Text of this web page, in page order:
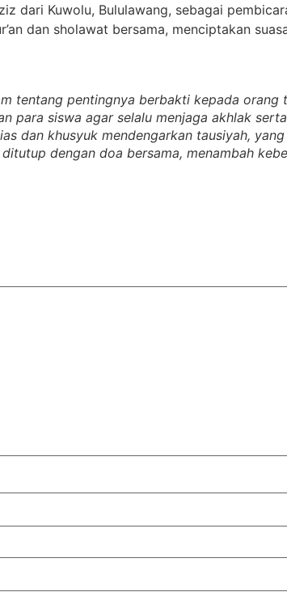
dari Kuwolu, Bululawang, sebagai
dan sholawat bersama, menciptakan
tentang pentingnya berbakti kepada orang
para siswa agar selalu menjaga akhlak
dan khusyuk mendengarkan tausiyah,
dengan doa bersama, menambah